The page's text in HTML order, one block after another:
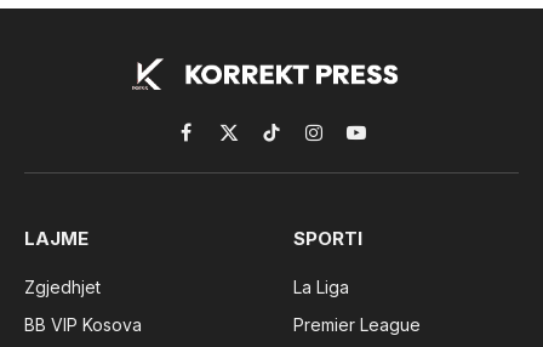
Facebook
X
(Twitter)
TikTokInstagramYouTube
LAJME
Zgjedhjet
BB VIP Kosova
SPORTI
La Liga
Premier League